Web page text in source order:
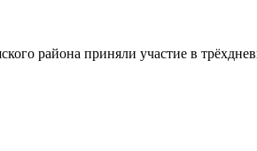
района приняли участие в